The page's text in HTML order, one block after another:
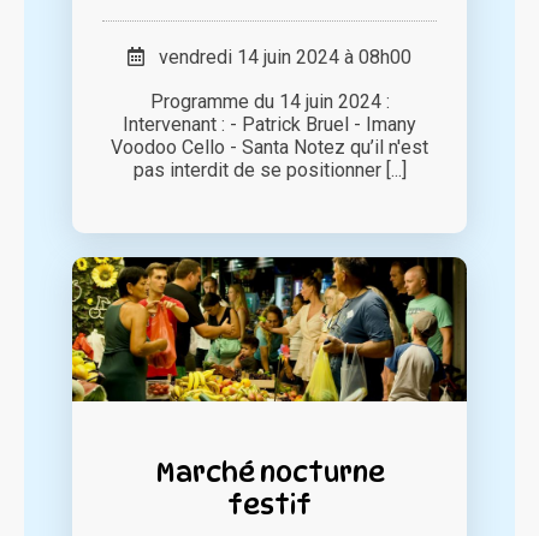
vendredi 14 juin 2024 à 08h00
Programme du 14 juin 2024 :
Intervenant : - Patrick Bruel - Imany
Voodoo Cello - Santa Notez qu’il n'est
pas interdit de se positionner [...]
Marché nocturne
festif